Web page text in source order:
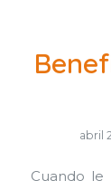
abril
Cuando